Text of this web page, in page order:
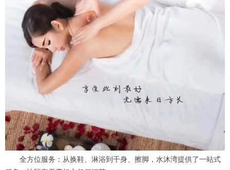
全方位服务：从换鞋、淋浴到干身、擦脚，水沐湾提供了一站式